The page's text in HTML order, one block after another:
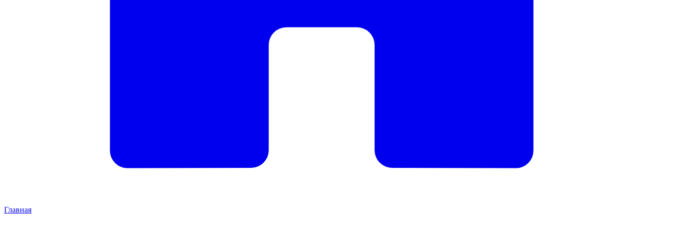
Главная